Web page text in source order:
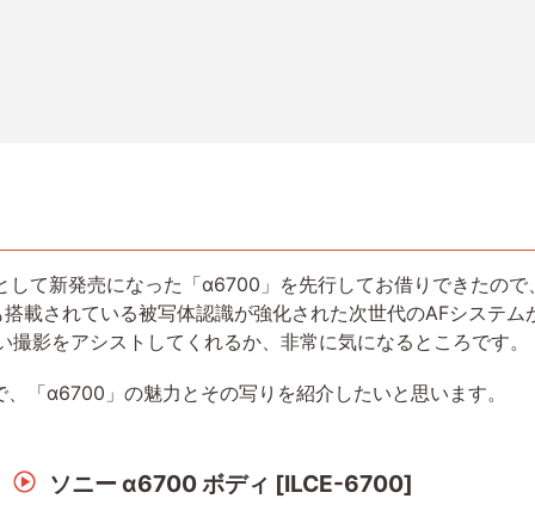
て新発売になった「α6700」を先行してお借りできたの
載されている被写体認識が強化された次世代のAFシステ
影をアシストしてくれるか、非常に気になるところです。
「α6700」の魅力とその写りを紹介したいと思います。
ソニー α6700 ボディ [ILCE-6700]